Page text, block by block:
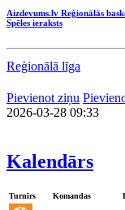
Aizdevums.lv Reģionālās
Spēles ieraksts
Reģionālā līga
Pievienot ziņu
2026-03-28 09:33
Kalendārs
Turnīrs Komandas